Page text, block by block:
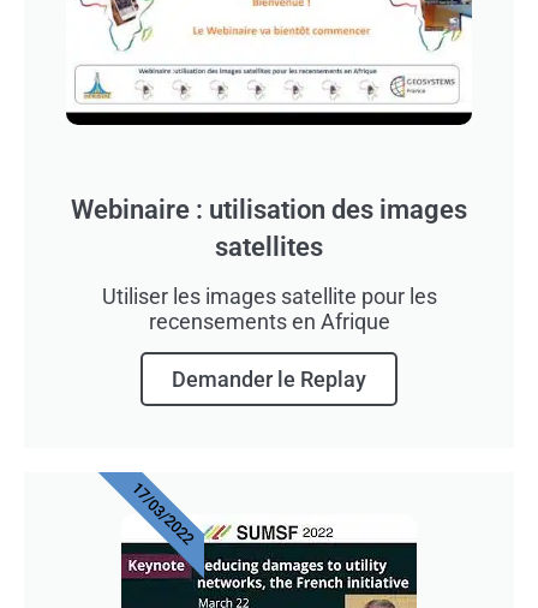
Webinaire : utilisation des images
satellites
Utiliser les images satellite pour les
recensements en Afrique
Demander le Replay
17/03/2022